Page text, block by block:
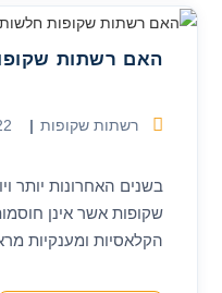
האם רשתות
קטגוריה:
רשתות שקופות
בשנים האחרונות יותר
שקופות אשר אינן
הקלאסיות ומענקיות